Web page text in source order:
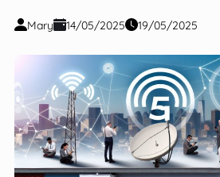
Mary 14/05/2025 19/05/2025